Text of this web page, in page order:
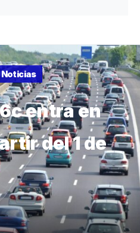
Noticias
entra en
del 1 de